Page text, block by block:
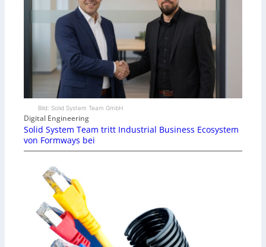
Bild: Solid System Team GmbH
Digital Engineering
Solid System Team tritt Industrial Business Ecosystem
von Formways bei